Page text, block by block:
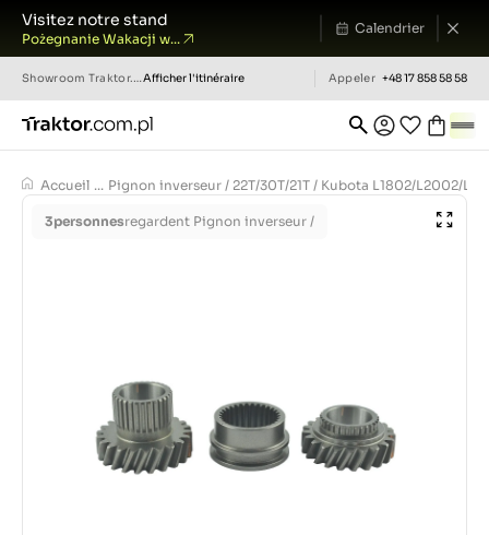
Visitez notre stand
Pożegnanie Wakacji w...
Calendrier
Showroom Traktor.com.pl Afficher l'itinéraire Appeler +48 17 858 58 58
Accueil ... Pignon inverseur / 22T/30T/21T / Kubota L1802/L2002/
3personnesregardent Pignon inverseur /